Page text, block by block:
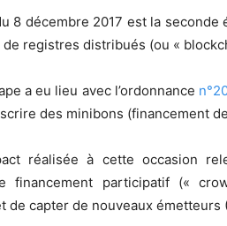
8 décembre 2017 est la
registres distribués (ou «
a eu lieu avec l’ordonnance
des minibons (financement
réalisée à cette occasion
financement participatif («
de capter de nouveaux émetteurs